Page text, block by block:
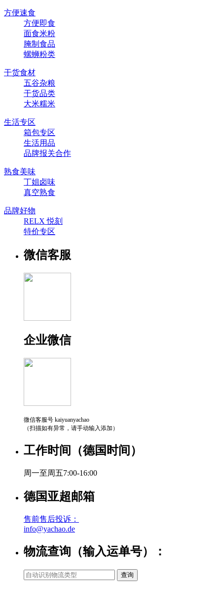
方便速食
方便即食
面食米粉
腌制食品
螺蛳粉类
干货食材
五谷杂粮
干货品类
大米糯米
生活专区
箱包专区
生活用品
品牌报关合作
熟食美味
丁姐卤味
真空熟食
品牌好物
RELX 悦刻
特价专区
微信客服
企业微信
微信客服号 kaiyuanyachao
（扫描如有异常，请手动输入添加）
工作时间（德国时间）
周一至周五7:00-16:00
德国亚超邮箱
售前售后投诉：
info@yachao.de
物流查询（输入运单号）：